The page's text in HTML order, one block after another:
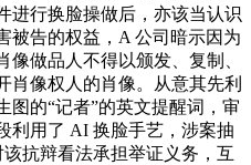
进行换脸操做后，亦该当认识
被告的权益，A 公司暗示因为
做品人不得以颁发、复制、
肖像权人的肖像。从意其先利
图的“记者”的英文提醒词，审
利用了 AI 换脸手艺，涉案抽
抗辩看法承担举证义务，互